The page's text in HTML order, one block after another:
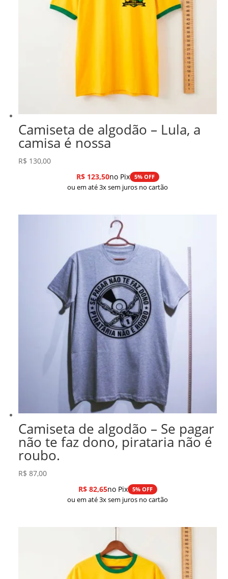
Camiseta de algodão – Lula, a
camisa é nossa
R$ 130,00
R$123,50no Pix 5% OFF
ou em até 3x sem juros no cartão
Camiseta de algodão – Se pagar
não te faz dono, pirataria não é
roubo.
R$ 87,00
R$82,65no Pix 5% OFF
ou em até 3x sem juros no cartão